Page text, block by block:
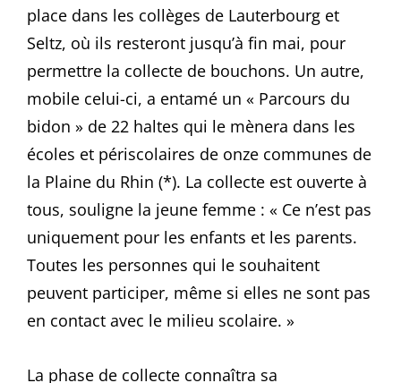
place dans les collèges de Lauterbourg et
Seltz, où ils resteront jusqu’à fin mai, pour
permettre la collecte de bouchons. Un autre,
mobile celui-ci, a entamé un « Parcours du
bidon » de 22 haltes qui le mènera dans les
écoles et périscolaires de onze communes de
la Plaine du Rhin (*). La collecte est ouverte à
tous, souligne la jeune femme : « Ce n’est pas
uniquement pour les enfants et les parents.
Toutes les personnes qui le souhaitent
peuvent participer, même si elles ne sont pas
en contact avec le milieu scolaire. »
La phase de collecte connaîtra sa